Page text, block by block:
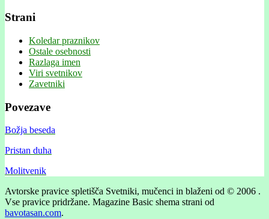
Strani
Koledar praznikov
Ostale osebnosti
Razlaga imen
Viri svetnikov
Zavetniki
Povezave
Božja beseda
Pristan duha
Molitvenik
Avtorske pravice spletišča Svetniki, mučenci in blaženi od © 2006 .
Vse pravice pridržane. Magazine Basic shema strani od
bavotasan.com.